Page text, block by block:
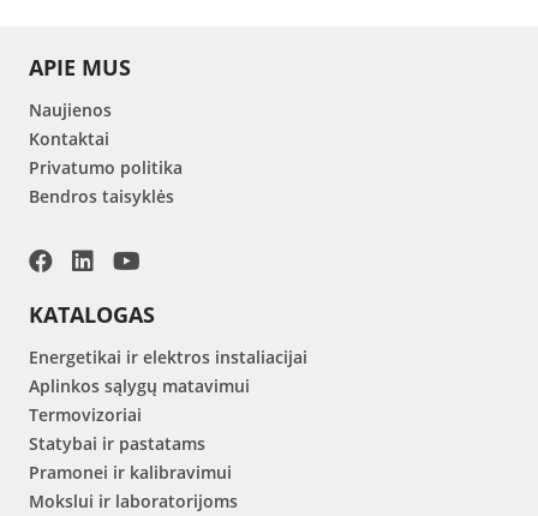
APIE MUS
Naujienos
Kontaktai
Privatumo politika
Bendros taisyklės
KATALOGAS
Energetikai ir elektros instaliacijai
Aplinkos sąlygų matavimui
Termovizoriai
Statybai ir pastatams
Pramonei ir kalibravimui
Mokslui ir laboratorijoms